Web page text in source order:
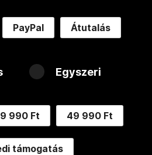
PayPal Átutalás
Egyszeri
990 Ft 49 990 Ft
támogatás